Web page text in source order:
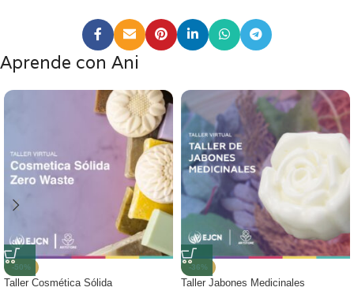
Aprende con Ani
-50%
Taller Cosmética Sólida
-36%
Taller Jabones Medicinales